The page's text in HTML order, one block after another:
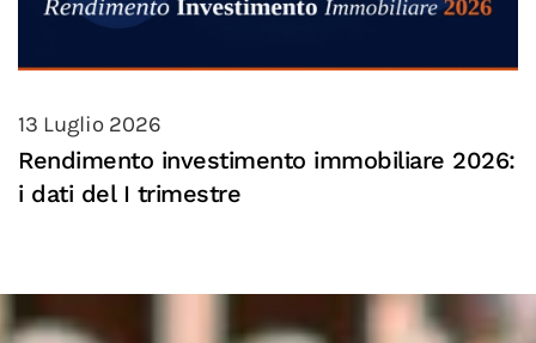
13 Luglio 2026
Rendimento investimento immobiliare 2026:
i dati del I trimestre